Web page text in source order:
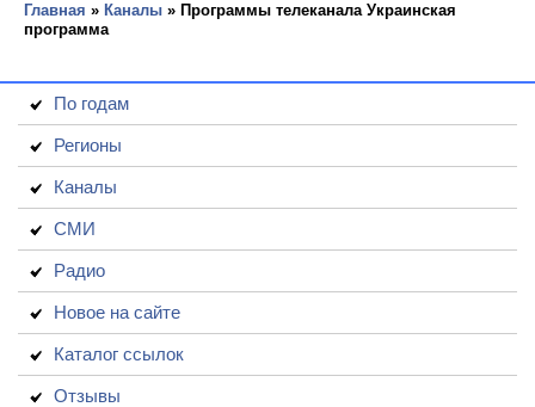
Главная » Каналы » Программы телеканала Украинская
программа
По годам
Регионы
Каналы
СМИ
Радио
Новое на сайте
Каталог ссылок
Отзывы